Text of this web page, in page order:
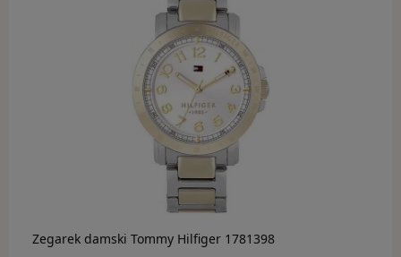
Diesel
Bossart
Daniel Wellington
Emporio Armani
Calvin Klein
Ania Haie
Zegarek damski Tommy Hilfiger 1781398
do koszyka